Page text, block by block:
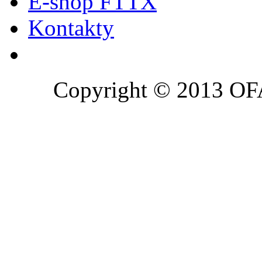
Kontakty
Copyright © 2013